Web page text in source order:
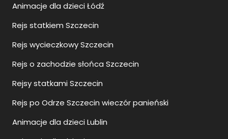
Animacje dla dzieci Łódź
Rejs statkiem Szczecin
Rejs wycieczkowy Szczecin
Rejs o zachodzie słońca Szczecin
Rejsy statkami Szczecin
Rejs po Odrze Szczecin wieczór panieński
Animacje dla dzieci Lublin